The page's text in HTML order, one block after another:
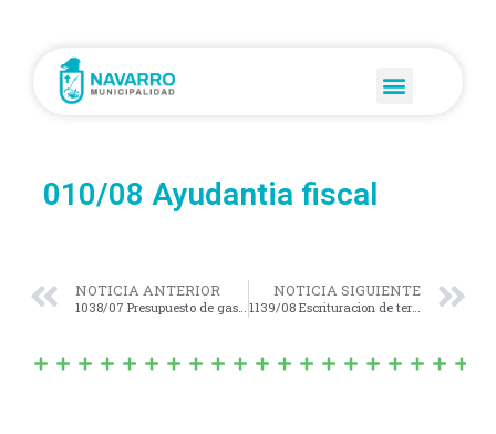
010/08 Ayudantia fiscal
NOTICIA ANTERIOR
1038/07 Presupuesto de gastos 2007
NOTICIA SIGUIENTE
1139/08 Escrituracion de terrenos